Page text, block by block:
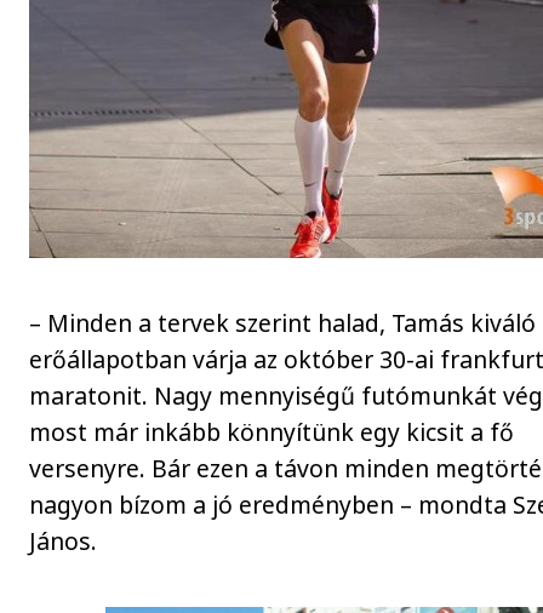
– Minden a tervek szerint halad, Tamás kiváló
erőállapotban várja az október 30-ai
maratonit. Nagy mennyiségű futómunkát
most már inkább könnyítünk egy kicsit a fő
versenyre. Bár ezen a távon minden
nagyon bízom a jó eredményben – mondta
János.